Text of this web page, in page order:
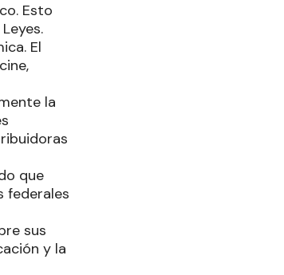
Esto
El
la
que
federales
sus
y la